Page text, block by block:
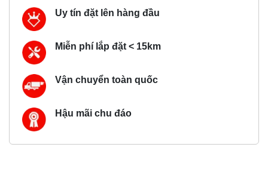
Uy tín đặt lên hàng đầu
Miễn phí lắp đặt < 15km
Vận chuyển toàn quốc
Hậu mãi chu đáo